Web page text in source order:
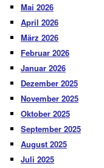
Mai 2026
April 2026
März 2026
Februar 2026
Januar 2026
Dezember 2025
November 2025
Oktober 2025
September 2025
August 2025
Juli 2025